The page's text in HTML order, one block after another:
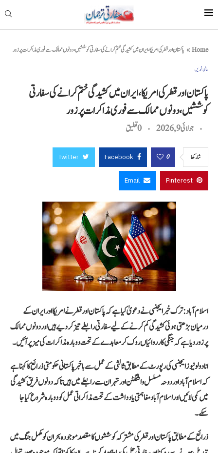
Home
» پاکستان اور قطر کی امریکا، ایران میں کشیدگی ختم کرانے کی سفارتی کوششیں، دونوں ممالک سے فوری مذاکرات پر زور
عالمی خبریں
پاکستان اور قطر کی امریکا، ایران میں کشیدگی ختم کرانے کی سفارتی
کوششیں، دونوں ممالک سے فوری مذاکرات پر زور
جولائی 9, 2026 0 تعليق
شاركها 0
Facebook
Twitter
Pinterest
Email
اسلام آباد:ترک خبر ایجنسی نے دعویٰ کیا ہے کہ پاکستان اور قطر نے امریکا اور ایران کے
درمیان بڑھتی ہوئی کشیدگی کم کرنے کے لیے سفارتی رابطے تیز کر دیے ہیں اور دونوں ممالک
پر زور دیا ہے کہ جنگی کارروائیاں روک کر معاہدے کے تحت دوبارہ مذاکرات کی میز پر آئیں۔
انادولو نیوز ایجنسی کی رپورٹ کے مطابق ثالثی کے عمل سے باخبر پاکستانی حکومتی ذرائع کا کہنا ہے
کہ اسلام آباد اور دوحہ مسلسل واشنگٹن اور تہران سے رابطے میں ہیں تاکہ دونوں فریق کشیدگی
میں کمی لائیں اور اسلام آباد مفاہمتی یادداشت کے تحت مذاکراتی عمل کو دوبارہ شروع کیا جا
سکے۔
ذرائع کے مطابق پاکستان اور قطر کی مشترکہ کوششوں کا مقصد موجودہ بحران کو مکمل جنگ میں